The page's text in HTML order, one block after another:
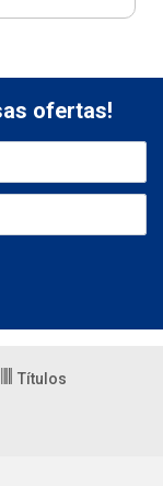
ofertas!
Títulos